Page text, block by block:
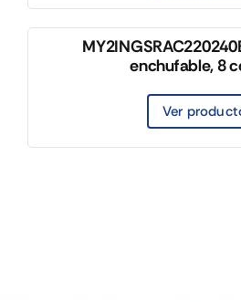
enchufable, 8
Ver